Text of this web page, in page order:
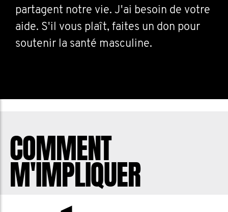
partagent notre vie. J'ai besoin de votre
aide. S'il vous plaît, faites un don pour
soutenir la santé masculine.
COMMENT
M'IMPLIQUER